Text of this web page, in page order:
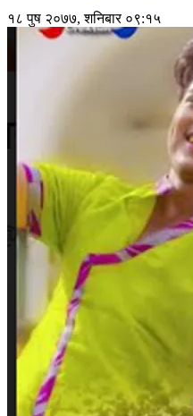
१८ पुष २०७७, शनिबार ०९:१५